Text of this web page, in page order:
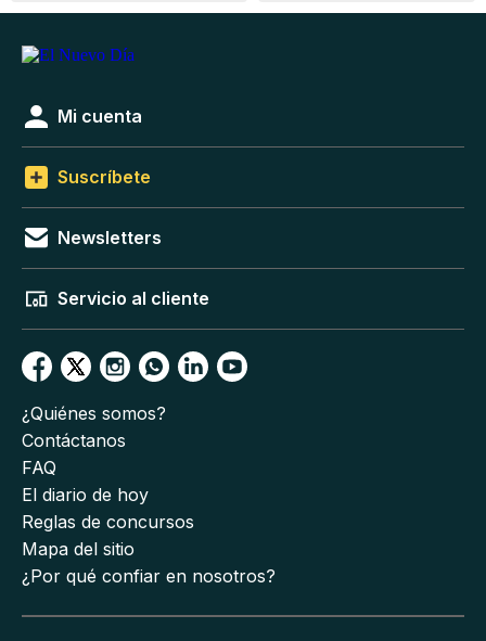
Mi cuenta
Suscríbete
Newsletters
Servicio al cliente
¿Quiénes somos?
Contáctanos
FAQ
El diario de hoy
Reglas de concursos
Mapa del sitio
¿Por qué confiar en nosotros?